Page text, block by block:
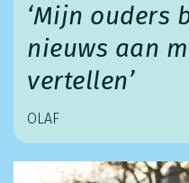
‘Mijn ouders
nieuws aan
vertellen’
OLAF